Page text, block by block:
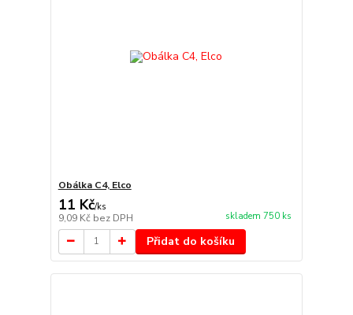
Obálka C4, Elco
11 Kč/ks
9,09 Kč bez DPH skladem 750 ks
Přidat do košíku